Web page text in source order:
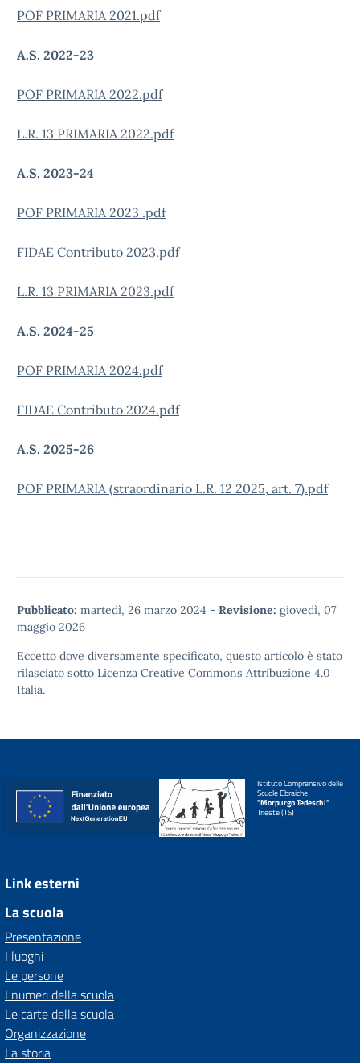
POF PRIMARIA 2021.pdf
A.S. 2022-23
POF PRIMARIA 2022.pdf
L.R. 13 PRIMARIA 2022.pdf
A.S. 2023-24
POF PRIMARIA 2023 .pdf
FIDAE Contributo 2023.pdf
L.R. 13 PRIMARIA 2023.pdf
A.S. 2024-25
POF PRIMARIA 2024.pdf
FIDAE Contributo 2024.pdf
A.S. 2025-26
POF PRIMARIA (straordinario L.R. 12 2025, art. 7).pdf
Pubblicato: martedì, 26 marzo 2024 - Revisione: giovedì, 07
maggio 2026
Eccetto dove diversamente specificato, questo articolo è stato
rilasciato sotto Licenza Creative Commons Attribuzione 4.0
Italia.
Istituto Comprensivo delle
Scuole Ebraiche
"Morpurgo Tedeschi"
Trieste (TS)
Link esterni
La scuola
Presentazione
I luoghi
Le persone
I numeri della scuola
Le carte della scuola
Organizzazione
La storia